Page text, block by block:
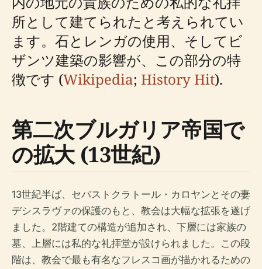
所として建てられたと考えられてい
ます。石とレンガの使用、そしてビ
ザンツ建築の影響が、この部分の特
徴です (Wikipedia; History Hit).
第二次ブルガリア帝国で
の拡大 (13世紀)
13世紀半ば、セバストクラトール・カロヤンとその妻
デシスラヴァの保護のもと、教会は大幅な拡張を遂げ
ました。2階建ての構造が追加され、下層には家族の
墓、上層には私的な礼拝堂が設けられました。この段
階は、教会で最も有名なフレスコ画が描かれるための